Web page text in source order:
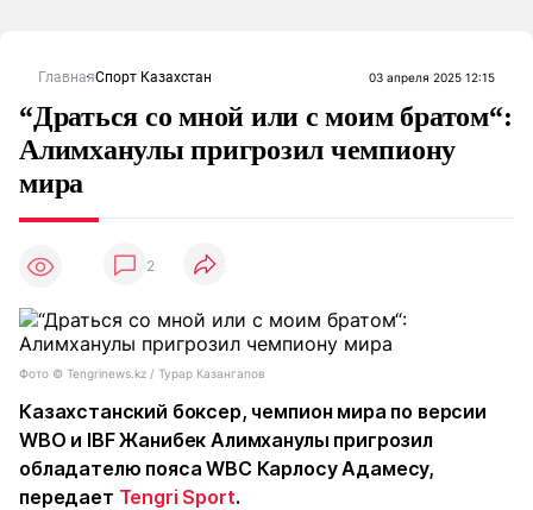
ГлавнаяСпорт Казахстан 03 апреля 2025 12:15
“Драться со мной или с моим братом“:
Алимханулы пригрозил чемпиону
мира
2
Фото ©️ Tengrinews.kz / Турар Казангапов
Казахстанский боксер, чемпион мира по версии
WBO и IBF Жанибек Алимханулы пригрозил
обладателю пояса WBC Карлосу Адамесу,
передает Tengri Sport.